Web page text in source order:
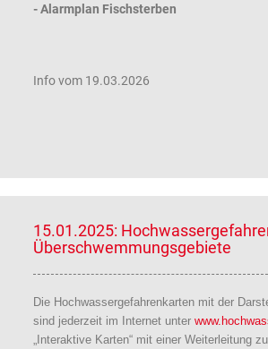
- Alarmplan Fischsterben
Info vom 19.03.2026
15.01.2025:
Überschwemmungsgebiete
Die Hochwassergefahrenkarten mit der
sind jederzeit im Internet unter
„Interaktive Karten“ mit einer Weiterleitung